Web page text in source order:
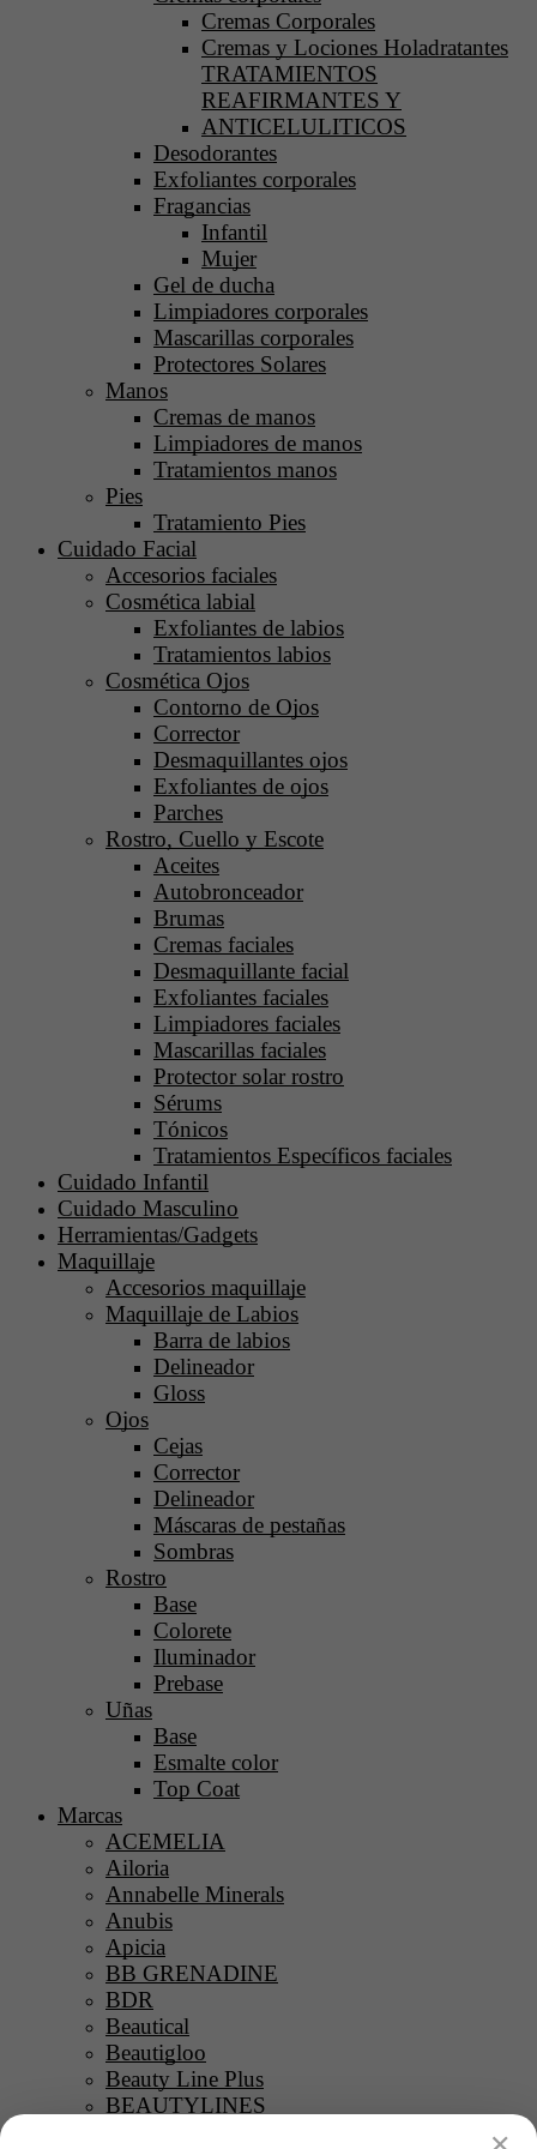
Cremas Corporales
Cremas y Lociones Holadratantes
TRATAMIENTOS
REAFIRMANTES Y
ANTICELULITICOS
Desodorantes
Exfoliantes corporales
Fragancias
Infantil
Mujer
Gel de ducha
Limpiadores corporales
Mascarillas corporales
Protectores Solares
Manos
Cremas de manos
Limpiadores de manos
Tratamientos manos
Pies
Tratamiento Pies
Cuidado Facial
Accesorios faciales
Cosmética labial
Exfoliantes de labios
Tratamientos labios
Cosmética Ojos
Contorno de Ojos
Corrector
Desmaquillantes ojos
Exfoliantes de ojos
Parches
Rostro, Cuello y Escote
Aceites
Autobronceador
Brumas
Cremas faciales
Desmaquillante facial
Exfoliantes faciales
Limpiadores faciales
Mascarillas faciales
Protector solar rostro
Sérums
Tónicos
Tratamientos Específicos faciales
Cuidado Infantil
Cuidado Masculino
Herramientas/Gadgets
Maquillaje
Accesorios maquillaje
Maquillaje de Labios
Barra de labios
Delineador
Gloss
Ojos
Cejas
Corrector
Delineador
Máscaras de pestañas
Sombras
Rostro
Base
Colorete
Iluminador
Prebase
Uñas
Base
Esmalte color
Top Coat
Marcas
ACEMELIA
Ailoria
Annabelle Minerals
Anubis
Apicia
BB GRENADINE
BDR
Beautical
Beautigloo
Beauty Line Plus
BEAUTYLINES